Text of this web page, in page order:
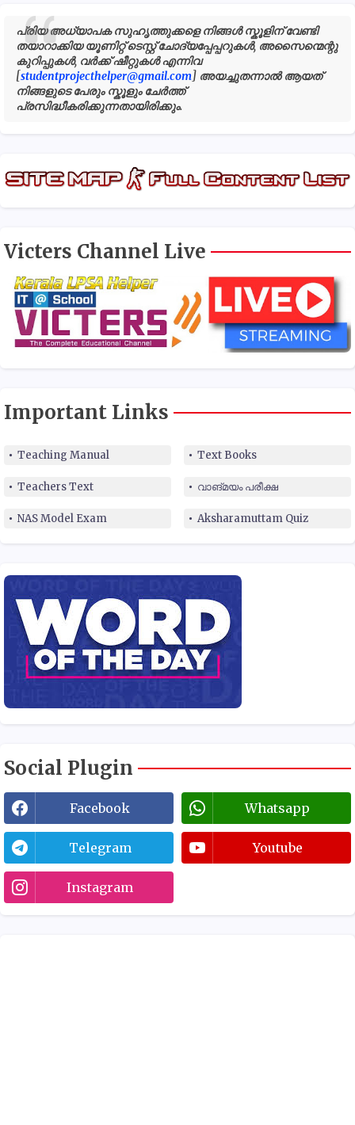
പ്രിയ അധ്യാപക സുഹൃത്തുക്കളെ നിങ്ങൾ സ്കൂളിന് വേണ്ടി
തയാറാക്കിയ യൂണിറ്റ് ടെസ്റ്റ് ചോദ്യപ്പേപ്പറുകൾ, അസൈന്മെന്റു
കുറിപ്പുകൾ, വർക്ക് ഷീറ്റുകൾ എന്നിവ
[studentprojecthelper@gmail.com] അയച്ചുതന്നാൽ ആയത്
നിങ്ങളുടെ പേരും സ്കൂളും ചേർത്ത്
പ്രസിദ്ധീകരിക്കുന്നതായിരിക്കും.
Victers Channel Live
Important Links
Teaching Manual Text Books
Teachers Text വാങ്മയം പരീക്ഷ
NAS Model Exam Aksharamuttam Quiz
Social Plugin
Facebook Whatsapp
Telegram Youtube
Instagram